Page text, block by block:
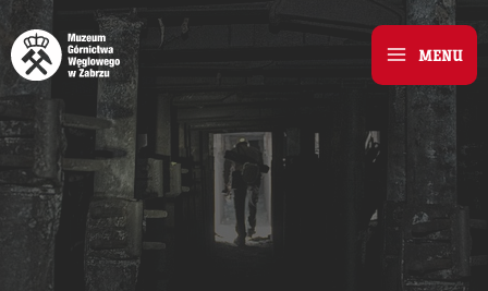
to
content
Main
MENU